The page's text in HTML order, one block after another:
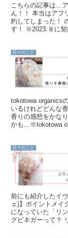
こちらの記事は…
ん！！ 本当はアフ
約してしまった！
す！ ※2023.８に
日々のこと
tokotowa organics
いるけれどどんな
香りの感想をかな
かも…※tokotowa
日々のこと
前にも紹介したイ
ェ)】ポイントメイ
になっていた「リ
グビネガーって？